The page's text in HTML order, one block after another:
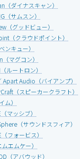
（ダイナスキャン）
（サムスン）
（グッドビュー）
（クラウドポイント）
ンキュー）
マグコン）
ルートロン）
Apart Audio（バイアンプ）
（スピーカークラフト）
ム）
マッシブ）
（サウンドスフィア）
（フォービス）
エムケー）
（アバウッド）